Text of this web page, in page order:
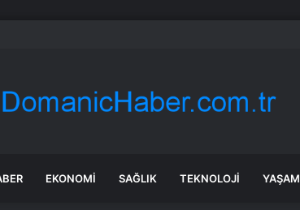
değerlerimizi daha geniş kitlelerle buluşturacağız
EKONOMI SAĞLIK TEKNOLOJI YAŞAM